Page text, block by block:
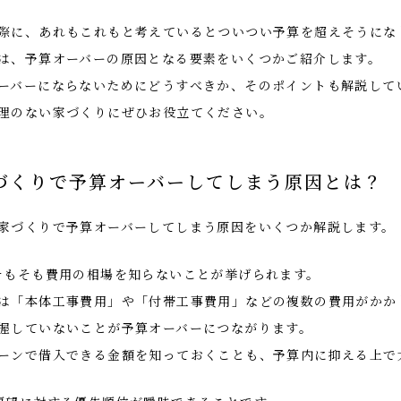
に、あれもこれもと考えているとついつい予算を超えそうに
、予算オーバーの原因となる要素をいくつかご紹介します。
バーにならないためにどうすべきか、そのポイントも解説して
のない家づくりにぜひお役立てください。
りで予算オーバーしてしまう原因とは？
づくりで予算オーバーしてしまう原因をいくつか解説します。
そも費用の相場を知らないことが挙げられます。
「本体工事費用」や「付帯工事費用」などの複数の費用がかか
していないことが予算オーバーにつながります。
ンで借入できる金額を知っておくことも、予算内に抑える上で